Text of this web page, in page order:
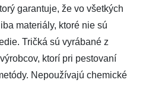
garantuje, že vo všetkých
materiály, ktoré nie sú
Tričká sú vyrábané z
ktorí pri pestovaní
Nepoužívajú chemické